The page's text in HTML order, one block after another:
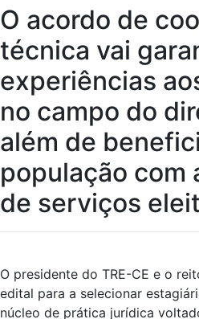
O acordo de
técnica vai
experiências
no campo do
além de
população com
de serviços
O presidente do TRE-CE e o
edital para a selecionar
núcleo de prática jurídica